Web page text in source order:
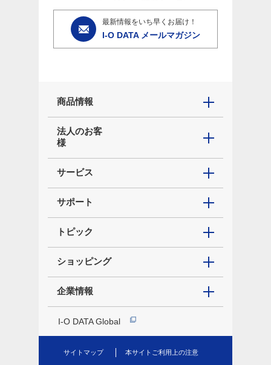
最新情報をいち早くお届け！
I-O DATA メールマガジン
商品情報
法人のお客
様
サービス
サポート
トピック
ショッピング
企業情報
I-O DATA Global
サイトマップ 本サイトご利用上の注意